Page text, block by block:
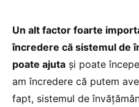
Un alt factor foarte
încredere că sistemul de
poate ajuta și poate
am încredere că putem
fapt, sistemul de